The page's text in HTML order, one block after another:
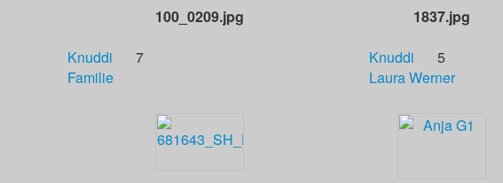
100_0209.jpg
Knuddi
7
Familie
1837.jpg
Knuddi
5
Laura Werner